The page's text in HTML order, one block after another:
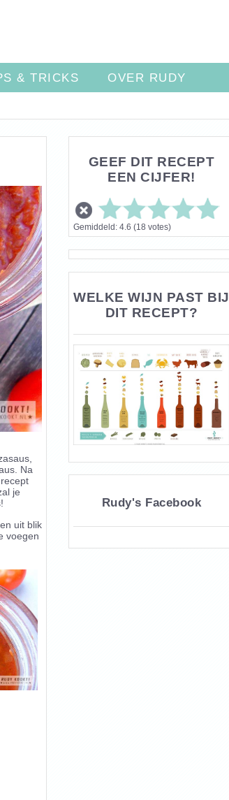
& TRICKS OVER RUDY
Na
je
uit blik
voegen
GEEF DIT RECEPT
EEN CIJFER!
Gemiddeld:4.6 (18 votes)
WELKE WIJN PAST BIJ
DIT RECEPT?
Rudy's Facebook